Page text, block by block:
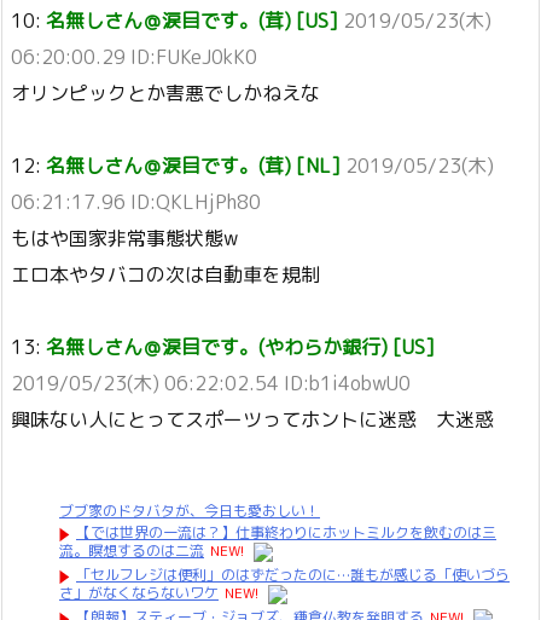
10: 名無しさん＠涙目です。(茸) [US] 2019/05/23(木)
06:20:00.29 ID:FUKeJ0kK0
オリンピックとか害悪でしかねえな
12: 名無しさん＠涙目です。(茸) [NL] 2019/05/23(木)
06:21:17.96 ID:QKLHjPh80
もはや国家非常事態状態w
エロ本やタバコの次は自動車を規制
13: 名無しさん＠涙目です。(やわらか銀行) [US]
2019/05/23(木) 06:22:02.54 ID:b1i4obwU0
興味ない人にとってスポーツってホントに迷惑 大迷惑
ブブ家のドタバタが、今日も愛おしい！
【では世界の一流は？】仕事終わりにホットミルクを飲むのは三
流。瞑想するのは二流 NEW!
「セルフレジは便利」のはずだったのに…誰もが感じる「使いづら
さ」がなくならないワケ NEW!